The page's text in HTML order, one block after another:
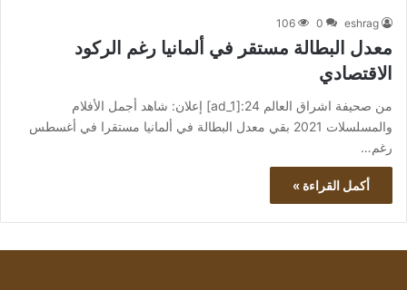
eshrag
0
106
معدل البطالة مستقر في ألمانيا رغم الركود
الاقتصادي
من صحيفة اشراق العالم 24:[ad_1] إعلان: شاهد أجمل الأفلام
والمسلسلات 2021 بقي معدل البطالة في ألمانيا مستقرا في أغسطس
رغم…
أكمل القراءة »